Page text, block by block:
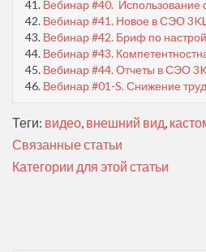
41. Вебинар #40. Использование
42. Вебинар #41. Новое в СЭО
43. Вебинар #42. Бриф по
44. Вебинар #43.
45. Вебинар #44. Отчеты в СЭО
46. Вебинар #01-S. Снижение
Теги: видео, внешний вид,
Связанные статьи
Категории для этой статьи